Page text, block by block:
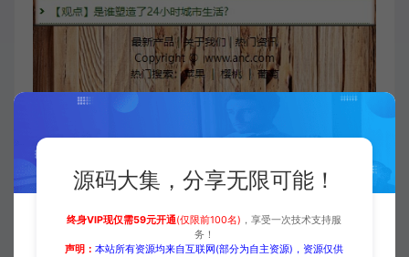
付费下载
源码大集，分享无限可能！
终身VIP现仅需59元开通(仅限前100名) ，享受一次技术支持服
务！
声明：本站所有资源均来自互联网(部分为自主资源)，资源仅供